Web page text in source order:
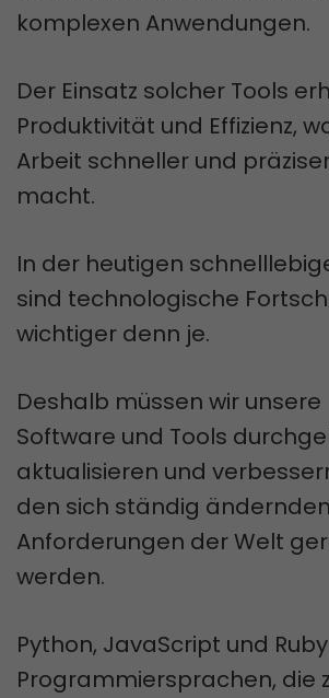
komplexen Anwendungen.
Der Einsatz solcher Tools
Produktivität und Effizienz,
Arbeit schneller und
macht.
In der heutigen
sind technologische
wichtiger denn je.
Deshalb müssen wir unsere
Software und Tools
aktualisieren und
den sich ständig ändernden
Anforderungen der Welt
werden.
Python, JavaScript und
Programmiersprachen, die